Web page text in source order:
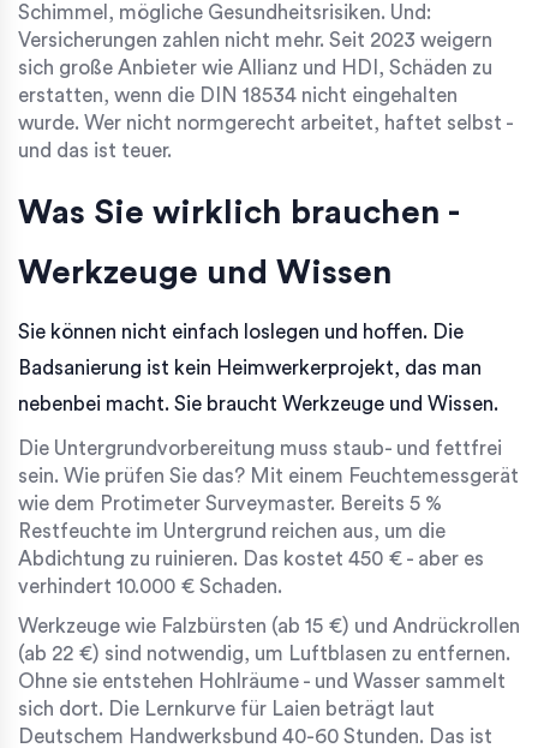
Schimmel, mögliche Gesundheitsrisiken. Und:
Versicherungen zahlen nicht mehr. Seit 2023 weigern
sich große Anbieter wie Allianz und HDI, Schäden zu
erstatten, wenn die DIN 18534 nicht eingehalten
wurde. Wer nicht normgerecht arbeitet, haftet selbst -
und das ist teuer.
Was Sie wirklich brauchen -
Werkzeuge und Wissen
Sie können nicht einfach loslegen und hoffen. Die
Badsanierung ist kein Heimwerkerprojekt, das man
nebenbei macht. Sie braucht Werkzeuge und Wissen.
Die Untergrundvorbereitung muss staub- und fettfrei
sein. Wie prüfen Sie das? Mit einem Feuchtemessgerät
wie dem Protimeter Surveymaster. Bereits 5 %
Restfeuchte im Untergrund reichen aus, um die
Abdichtung zu ruinieren. Das kostet 450 € - aber es
verhindert 10.000 € Schaden.
Werkzeuge wie Falzbürsten (ab 15 €) und Andrückrollen
(ab 22 €) sind notwendig, um Luftblasen zu entfernen.
Ohne sie entstehen Hohlräume - und Wasser sammelt
sich dort. Die Lernkurve für Laien beträgt laut
Deutschem Handwerksbund 40-60 Stunden. Das ist